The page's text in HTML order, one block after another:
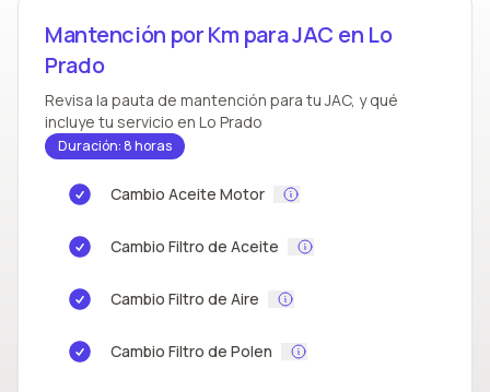
Mantención por Km para JAC en Lo
Prado
Revisa la pauta de mantención para tu JAC, y qué
incluye tu servicio en Lo Prado
Duración: 8 horas
Cambio Aceite Motor
Cambio Filtro de Aceite
Cambio Filtro de Aire
Cambio Filtro de Polen